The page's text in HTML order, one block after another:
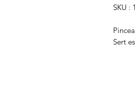
SKU :
Sert